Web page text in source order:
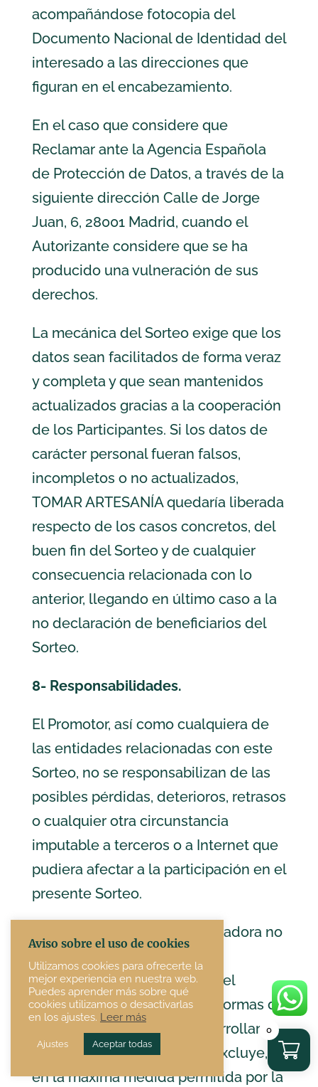
acompañándose fotocopia del
Documento Nacional de Identidad del
interesado a las direcciones que
figuran en el encabezamiento.
En el caso que considere que
Reclamar ante la Agencia Española
de Protección de Datos, a través de la
siguiente dirección Calle de Jorge
Juan, 6, 28001 Madrid, cuando el
Autorizante considere que se ha
producido una vulneración de sus
derechos.
La mecánica del Sorteo exige que los
datos sean facilitados de forma veraz
y completa y que sean mantenidos
actualizados gracias a la cooperación
de los Participantes. Si los datos de
carácter personal fueran falsos,
incompletos o no actualizados,
TOMAR ARTESANÍA quedaría liberada
respecto de los casos concretos, del
buen fin del Sorteo y de cualquier
consecuencia relacionada con lo
anterior, llegando en último caso a la
no declaración de beneficiarios del
Sorteo.
8- Responsabilidades.
El Promotor, así como cualquiera de
las entidades relacionadas con este
Sorteo, no se responsabilizan de las
posibles pérdidas, deterioros, retrasos
o cualquier otra circunstancia
imputable a terceros o a Internet que
pudiera afectar a la participación en el
presente Sorteo.
Asimismo, la entidad organizadora no
continuidad ni infalibilidad del
funcionamiento de las plataformas de
Internet utilizadas para desarrollar el
Sorteo y, en consecuencia, excluye,
en la máxima medida permitida por la
Aviso sobre el uso de cookies
Utilizamos cookies para ofrecerte la
mejor experiencia en nuestra web.
Puedes aprender más sobre qué
cookies utilizamos o desactivarlas
en los ajustes. Leer más
Ajustes Aceptar todas
0